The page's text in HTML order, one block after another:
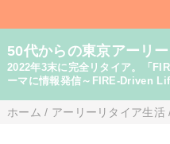
50代からの東京アーリ
2022年3末に完全リタイア。「
ーマに情報発信～FIRE-Driven
ホーム / アーリーリタイア生活